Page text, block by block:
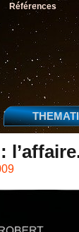
Références